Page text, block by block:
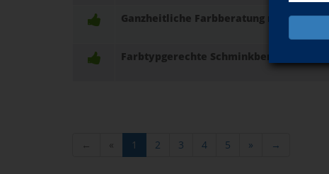
Ganzheitliche Farbberatung nach der
Farbtypgerechte Schminkberatung -
← « 1 2 3 4 5 » →